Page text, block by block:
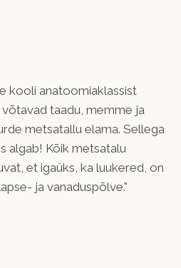
kooli anatoomiaklassist
taadu, memme ja
metsatallu elama. Sellega
algab! Kõik metsatalu
et igaüks, ka luukered, on
ja vanaduspõlve."